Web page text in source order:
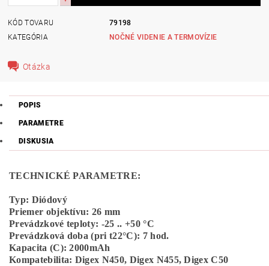
KÓD TOVARU
79198
KATEGÓRIA
NOČNÉ VIDENIE A TERMOVÍZIE
Otázka
POPIS
PARAMETRE
DISKUSIA
TECHNICKÉ PARAMETRE:
Typ: Diódový
Priemer objektívu: 26 mm
Prevádzkové teploty: -25 .. +50 °C
Prevádzková doba (pri t22°C): 7 hod.
Kapacita (C): 2000mAh
Kompatebilita: Digex N450, Digex N455, Digex C50